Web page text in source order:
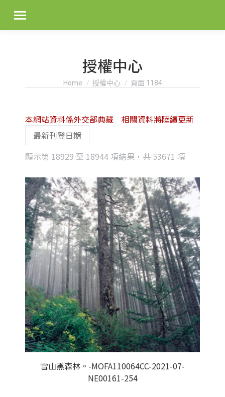
授權中心
You are here:
Home 授權中心 頁面 1184
顯示第 18929 至 18944 項結果，共 53671 項
latest
本網站資料係外交部典藏 相關資料將陸續更新
雪山黑森林。-MOFA110064CC-2021-07-
NE00161-254